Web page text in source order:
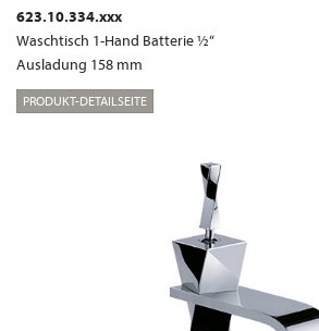
623.10.334.xxx
Waschtisch 1-Hand Batterie ½“
Ausladung 158 mm
PRODUKT-DETAILSEITE